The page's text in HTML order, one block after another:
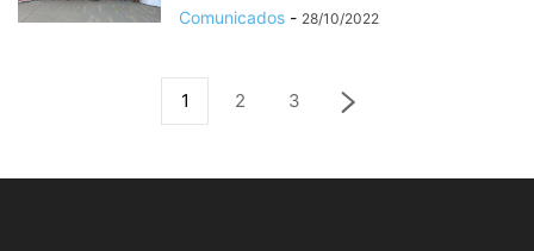
Comunicados - 28/10/2022
1 2 3